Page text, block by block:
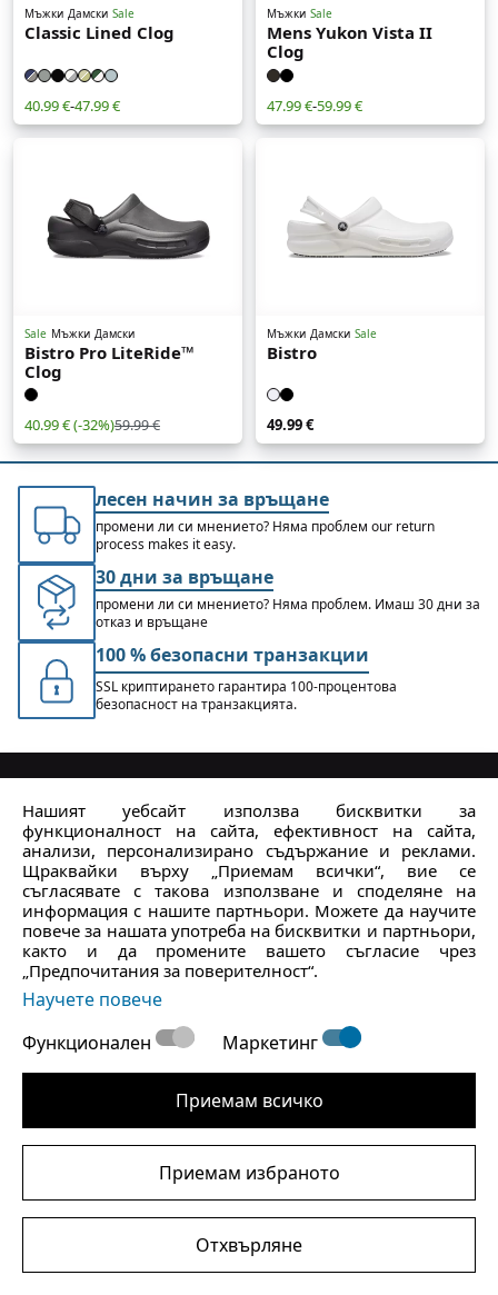
Мъжки Дамски Sale
Classic Lined Clog
40.99 €-47.99 €
Мъжки Sale
Mens Yukon Vista II
Clog
47.99 €-59.99 €
Sale Мъжки Дамски
Bistro Pro LiteRide™
Clog
40.99 €(-32%)59.99 €
Мъжки Дамски Sale
Bistro
49.99 €
лесен начин за връщане
промени ли си мнението? Няма проблем our return
process makes it easy.
30 дни за връщане
промени ли си мнението? Няма проблем. Имаш 30 дни за
отказ и връщане
100 % безопасни транзакции
SSL криптирането гарантира 100-процентова
безопасност на транзакцията.
ВЛЕЗТЕ В МОЯ АКАУНТ
ЛОКАТОР НА МАГАЗИНИ
ОНЛАЙН МАГАЗИН
правилник
разходи и срокове за доставка
таблица с размери
ОБСЛУЖВАНЕ НА КЛИЕНТИ
oтказ от договора тук
Нашият уебсайт използва бисквитки за
функционалност на сайта, ефективност на сайта,
анализи, персонализирано съдържание и реклами.
Щраквайки върху „Приемам всички“, вие се
съгласявате с такова използване и споделяне на
информация с нашите партньори. Можете да научите
повече за нашата употреба на бисквитки и партньори,
както и да промените вашето съгласие чрез
„Предпочитания за поверителност“.
Научете повече
Функционален
Маркетинг
Приемам всичко
Приемам избраното
Отхвърляне